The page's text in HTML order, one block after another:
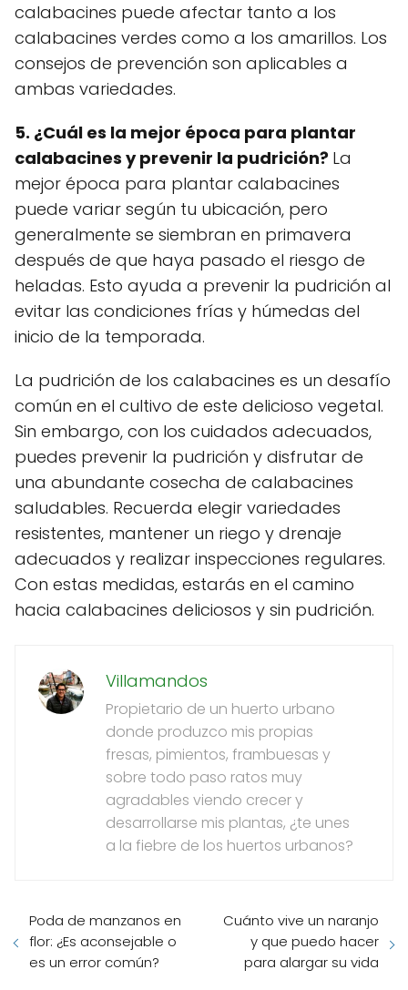
calabacines puede afectar tanto a los
calabacines verdes como a los amarillos. Los
consejos de prevención son aplicables a
ambas variedades.
5. ¿Cuál es la mejor época para plantar
calabacines y prevenir la pudrición? La
mejor época para plantar calabacines
puede variar según tu ubicación, pero
generalmente se siembran en primavera
después de que haya pasado el riesgo de
heladas. Esto ayuda a prevenir la pudrición al
evitar las condiciones frías y húmedas del
inicio de la temporada.
La pudrición de los calabacines es un desafío
común en el cultivo de este delicioso vegetal.
Sin embargo, con los cuidados adecuados,
puedes prevenir la pudrición y disfrutar de
una abundante cosecha de calabacines
saludables. Recuerda elegir variedades
resistentes, mantener un riego y drenaje
adecuados y realizar inspecciones regulares.
Con estas medidas, estarás en el camino
hacia calabacines deliciosos y sin pudrición.
Villamandos
Propietario de un huerto urbano
donde produzco mis propias
fresas, pimientos, frambuesas y
sobre todo paso ratos muy
agradables viendo crecer y
desarrollarse mis plantas, ¿te unes
a la fiebre de los huertos urbanos?
Poda de manzanos en
flor: ¿Es aconsejable o
es un error común?
Cuánto vive un naranjo
y que puedo hacer
para alargar su vida